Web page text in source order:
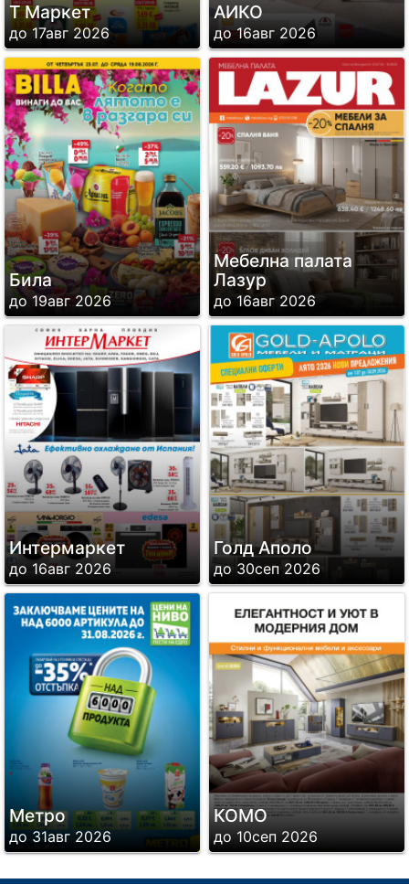
Т Маркет
до 17авг 2026
АИКО
до 16авг 2026
Била
до 19авг 2026
Мебелна палата
Лазур
до 16авг 2026
Интермаркет
до 16авг 2026
Голд Аполо
до 30сеп 2026
Метро
до 31авг 2026
КОМО
до 10сеп 2026